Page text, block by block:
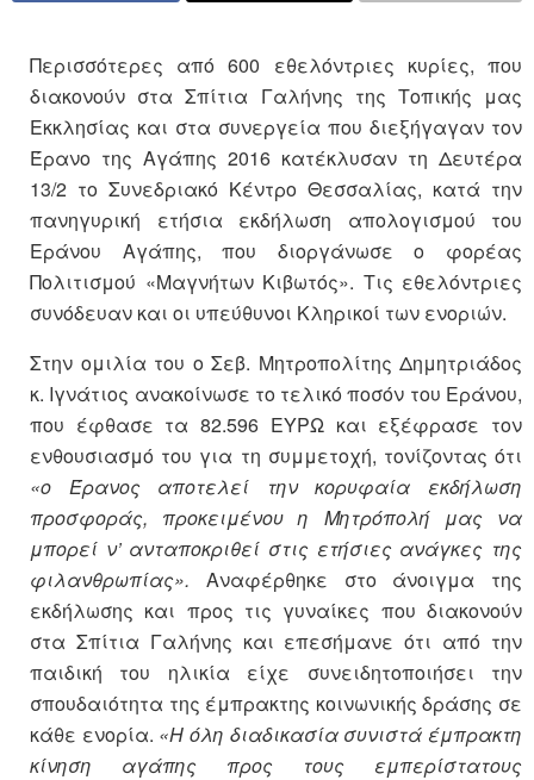
Περισσότερες από 600 εθελόντριες κυρίες, που
διακονούν στα Σπίτια Γαλήνης της Τοπικής μας
Εκκλησίας και στα συνεργεία που διεξήγαγαν τον
Έρανο της Αγάπης 2016 κατέκλυσαν τη Δευτέρα
13/2 το Συνεδριακό Κέντρο Θεσσαλίας, κατά την
πανηγυρική ετήσια εκδήλωση απολογισμού του
Εράνου Αγάπης, που διοργάνωσε ο φορέας
Πολιτισμού «Μαγνήτων Κιβωτός». Τις εθελόντριες
συνόδευαν και οι υπεύθυνοι Κληρικοί των ενοριών.
Στην ομιλία του ο Σεβ. Μητροπολίτης Δημητριάδος
κ. Ιγνάτιος ανακοίνωσε το τελικό ποσόν του Εράνου,
που έφθασε τα 82.596 ΕΥΡΩ και εξέφρασε τον
ενθουσιασμό του για τη συμμετοχή, τονίζοντας ότι
«ο Έρανος αποτελεί την κορυφαία εκδήλωση
προσφοράς, προκειμένου η Μητρόπολή μας να
μπορεί ν’ ανταποκριθεί στις ετήσιες ανάγκες της
φιλανθρωπίας». Αναφέρθηκε στο άνοιγμα της
εκδήλωσης και προς τις γυναίκες που διακονούν
στα Σπίτια Γαλήνης και επεσήμανε ότι από την
παιδική του ηλικία είχε συνειδητοποιήσει την
σπουδαιότητα της έμπρακτης κοινωνικής δράσης σε
κάθε ενορία. «Η όλη διαδικασία συνιστά έμπρακτη
κίνηση αγάπης προς τους εμπερίστατους